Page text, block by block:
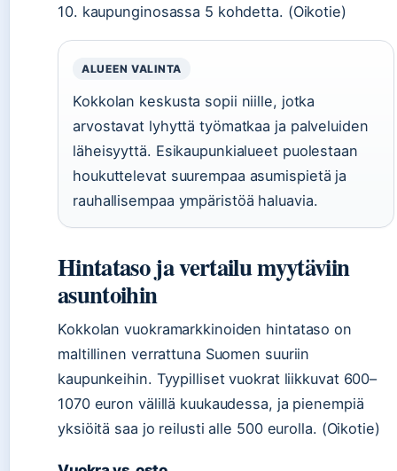
10. kaupunginosassa 5 kohdetta. (Oikotie)
ALUEEN VALINTA
Kokkolan keskusta sopii niille, jotka
arvostavat lyhyttä työmatkaa ja palveluiden
läheisyyttä. Esikaupunkialueet puolestaan
houkuttelevat suurempaa asumispietä ja
rauhallisempaa ympäristöä haluavia.
Hintataso ja vertailu myytäviin
asuntoihin
Kokkolan vuokramarkkinoiden hintataso on
maltillinen verrattuna Suomen suuriin
kaupunkeihin. Tyypilliset vuokrat liikkuvat 600–
1070 euron välillä kuukaudessa, ja pienempiä
yksiöitä saa jo reilusti alle 500 eurolla. (Oikotie)